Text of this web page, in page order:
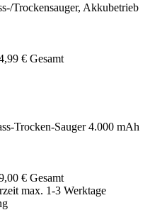
Trockensauger, Akkubetrieb
€ Gesamt
Trocken-Sauger 4.000 mAh
€ Gesamt
max. 1-3 Werktage